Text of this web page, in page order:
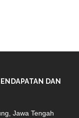
DAN
Jawa Tengah